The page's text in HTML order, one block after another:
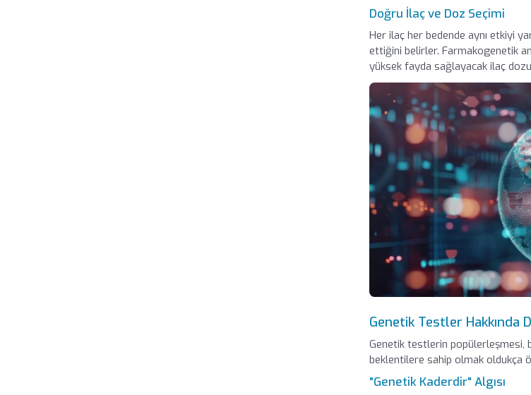
Doğru İlaç ve Doz Seçimi
Her ilaç her bedende aynı etkiyi
ettiğini belirler. Farmakogenetik
yüksek fayda sağlayacak ilaç
Genetik Testler Hakkında
Genetik testlerin popülerleşmesi,
beklentilere sahip olmak oldukça
"Genetik Kaderdir" Algısı